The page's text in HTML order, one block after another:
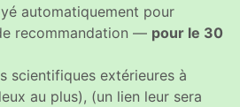
automatiquement pour
recommandation — pour le 30
scientifiques extérieures à
au plus), (un lien leur sera